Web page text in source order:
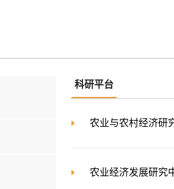
科研平台
农业与农村经济研
农业经济发展研究